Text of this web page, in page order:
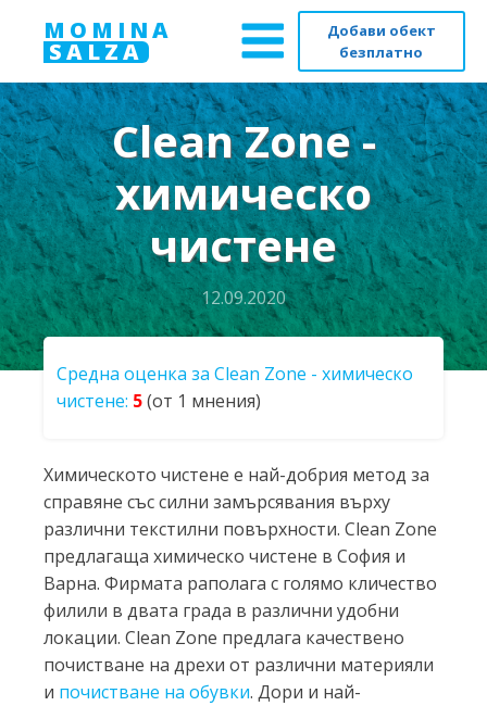
MOMINA
SALZA
Добави обект
безплатно
Clean Zone -
химическо
чистене
12.09.2020
Средна оценка за Clean Zone - химическо
чистене: 5(от 1 мнения)
Химическото чистене е най-добрия метод за
справяне със силни замърсявания върху
различни текстилни повърхности. Clean Zone
предлагаща химическо чистене в София и
Варна. Фирмата раполага с голямо кличество
филили в двата града в различни удобни
локации. Clean Zone предлага качествено
почистване на дрехи от различни материяли
и почистване на обувки. Дори и най-